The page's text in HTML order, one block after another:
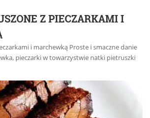
Z PIECZARKAMI I
i marchewką Proste i smaczne danie
pieczarki w towarzystwie natki pietruszki